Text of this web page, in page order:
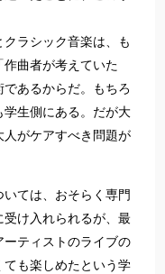
ラシック音楽は、も
曲者が考えていた
あるからだ。もちろ
生側にある。だが大
人がケアすべき問題が
いては、おそらく専門
け入れられるが、最
ティストのライブの
ても楽しめたという学